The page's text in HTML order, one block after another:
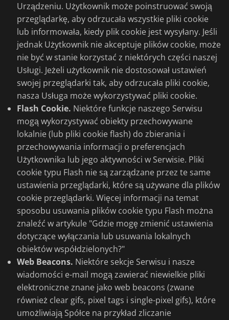
Urządzeniu. Użytkownik może poinstruować swoją
przeglądarkę, aby odrzucała wszystkie pliki cookie
lub informowała, kiedy plik cookie jest wysyłany. Jeśli
jednak Użytkownik nie akceptuje plików cookie, może
nie być w stanie korzystać z niektórych części naszej
Usługi. Jeżeli użytkownik nie dostosował ustawień
swojej przeglądarki tak, aby odrzucała pliki cookie,
nasza Usługa może wykorzystywać pliki cookie.
Flash Cookie. Niektóre funkcje naszego Serwisu
mogą wykorzystywać obiekty przechowywane
lokalnie (lub pliki cookie flash) do zbierania i
przechowywania informacji o preferencjach
Użytkownika lub jego aktywności w Serwisie. Pliki
cookie typu Flash nie są zarządzane przez te same
ustawienia przeglądarki, które są używane dla plików
cookie przeglądarki. Więcej informacji na temat
sposobu usuwania plików cookie typu Flash można
znaleźć w artykule "Gdzie mogę zmienić ustawienia
dotyczące wyłączania lub usuwania lokalnych
obiektów współdzielonych?"
Web Beacons. Niektóre sekcje Serwisu i nasze
wiadomości e-mail mogą zawierać niewielkie pliki
elektroniczne znane jako web beacons (zwane
również clear gifs, pixel tags i single-pixel gifs), które
umożliwiają Spółce na przykład zliczanie